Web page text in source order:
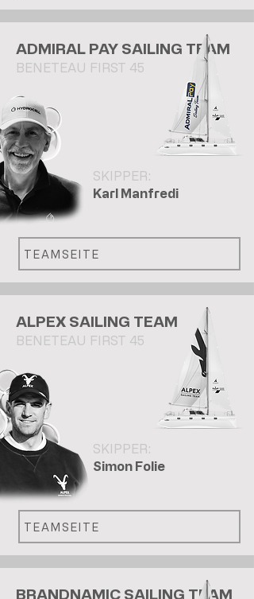
ADMIRAL PAY SAILING TEAM
Karl Manfredi
BENETEAU FIRST 45
SKIPPER:
TEAMSEITE
ALPEX SAILING TEAM
Simon Folie
BENETEAU FIRST 45
SKIPPER:
TEAMSEITE
BRANDNAMIC SAILING TEAM